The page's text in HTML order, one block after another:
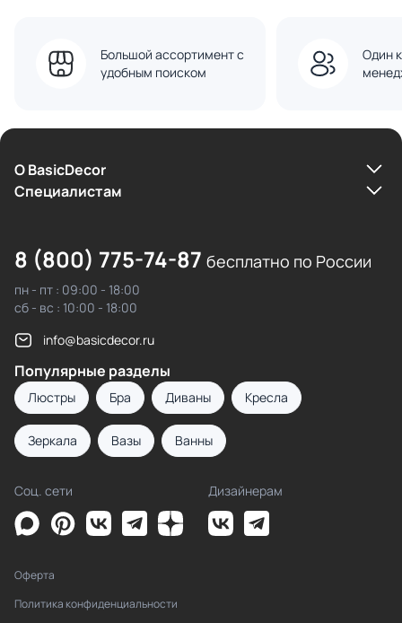
Большой ассортимент с
удобным поиском
Один
О BasicDecor
Cпециалистам
8 (800) 775-74-87 бесплатно по России
пн - пт : 09:00 - 18:00
сб - вс : 10:00 - 18:00
info@basicdecor.ru
Популярные разделы
Люстры Бра Диваны Кресла
Зеркала Вазы Ванны
Соц. сети Дизайнерам
Оферта
Политика конфиденциальности